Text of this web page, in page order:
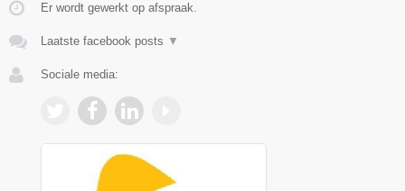
Er wordt gewerkt op afspraak.
Laatste facebook posts ▼
Sociale media: